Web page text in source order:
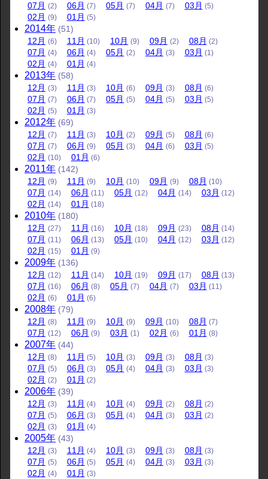
07月 (2) 06月 (7) 05月 (7) 04月 (7) 03月 (5)
02月 (9) 01月 (5)
2014年 (51)
12月 (6) 11月 (10) 10月 (9) 09月 (2) 08月 (2)
07月 (4) 06月 (4) 05月 (2) 04月 (3) 03月 (1)
02月 (4) 01月 (4)
2013年 (58)
12月 (3) 11月 (3) 10月 (6) 09月 (3) 08月 (6)
07月 (7) 06月 (7) 05月 (5) 04月 (5) 03月 (5)
02月 (5) 01月 (3)
2012年 (69)
12月 (7) 11月 (3) 10月 (2) 09月 (5) 08月 (6)
07月 (7) 06月 (9) 05月 (3) 04月 (6) 03月 (5)
02月 (10) 01月 (6)
2011年 (142)
12月 (9) 11月 (9) 10月 (10) 09月 (9) 08月 (10)
07月 (14) 06月 (11) 05月 (12) 04月 (14) 03月 (12)
02月 (14) 01月 (18)
2010年 (180)
12月 (27) 11月 (16) 10月 (18) 09月 (23) 08月 (14)
07月 (11) 06月 (13) 05月 (10) 04月 (12) 03月 (12)
02月 (15) 01月 (9)
2009年 (136)
12月 (12) 11月 (14) 10月 (19) 09月 (17) 08月 (13)
07月 (16) 06月 (8) 05月 (7) 04月 (7) 03月 (11)
02月 (6) 01月 (6)
2008年 (79)
12月 (8) 11月 (9) 10月 (9) 09月 (10) 08月 (7)
07月 (12) 06月 (9) 03月 (1) 02月 (6) 01月 (8)
2007年 (44)
12月 (8) 11月 (5) 10月 (3) 09月 (3) 08月 (3)
07月 (5) 06月 (3) 05月 (4) 04月 (3) 03月 (3)
02月 (2) 01月 (2)
2006年 (39)
12月 (3) 11月 (4) 10月 (4) 09月 (2) 08月 (2)
07月 (5) 06月 (3) 05月 (4) 04月 (3) 03月 (2)
02月 (3) 01月 (4)
2005年 (43)
12月 (3) 11月 (4) 10月 (3) 09月 (3) 08月 (3)
07月 (5) 06月 (5) 05月 (4) 04月 (3) 03月 (3)
02月 (4) 01月 (3)